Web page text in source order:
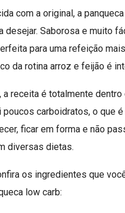
com a original, a
desejar. Saborosa e muito
para uma refeição
da rotina arroz e feijão é
receita é totalmente dentro
carboidratos, o que
ficar em forma e não
diversas dietas.
os ingredientes que
low carb: